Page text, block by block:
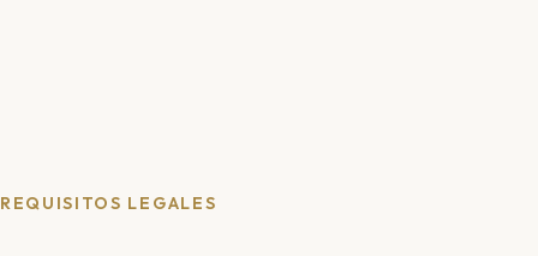
REQUISITOS LEGALES